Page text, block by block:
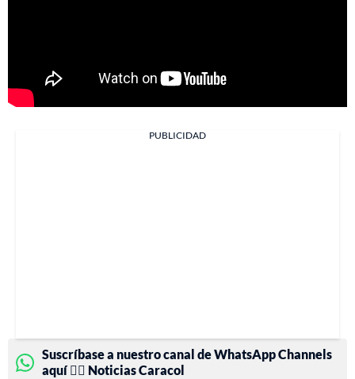
PUBLICIDAD
Suscríbase a nuestro canal de WhatsApp Channels
aquí 👉🏻 Noticias Caracol